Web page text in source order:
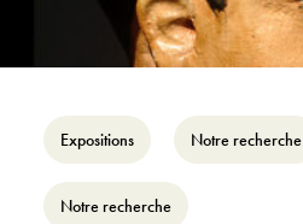
Expositions Notre recherche
Notre recherche